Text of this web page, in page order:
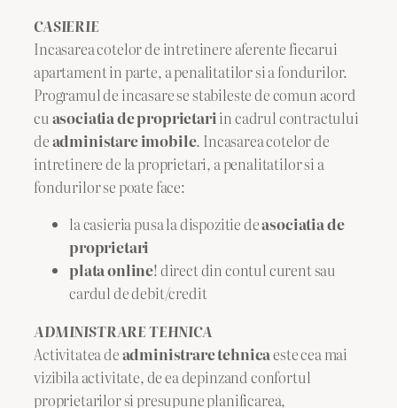
CASIERIE
Incasarea cotelor de intretinere aferente fiecarui
apartament in parte, a penalitatilor si a fondurilor.
Programul de incasare se stabileste de comun acord
cu asociatia de proprietariin cadrul contractului
deadministare imobile. Incasarea cotelor de
intretinere de la proprietari, a penalitatilor si a
fondurilor se poate face:
la casieria pusa la dispozitie deasociatia de
proprietari
plata online! direct din contul curent sau
cardul de debit/credit
ADMINISTRARE TEHNICA
Activitatea deadministrare tehnicaeste cea mai
vizibila activitate, de ea depinzand confortul
proprietarilor si presupune planificarea,